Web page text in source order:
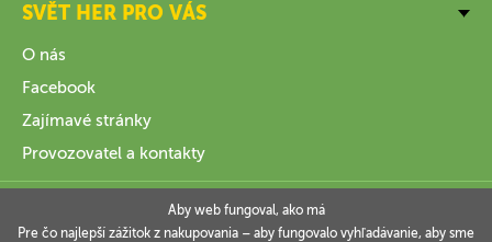
SVĚT HER PRO VÁS
O nás
Facebook
Zajímavé stránky
Provozovatel a kontakty
Aby web fungoval, ako má
Pre čo najlepší zážitok z nakupovania – aby fungovalo vyhľadávanie, aby sme